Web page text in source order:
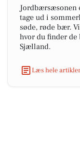
Jordbærsæsonen
tage ud i
søde, røde bær.
hvor du finder de
Sjælland.
Læs hele